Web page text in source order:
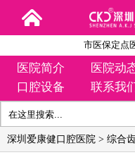
市医保定点
医院简介 医院动
口腔设备
联系我
深圳爱康健口腔医院 > 综合